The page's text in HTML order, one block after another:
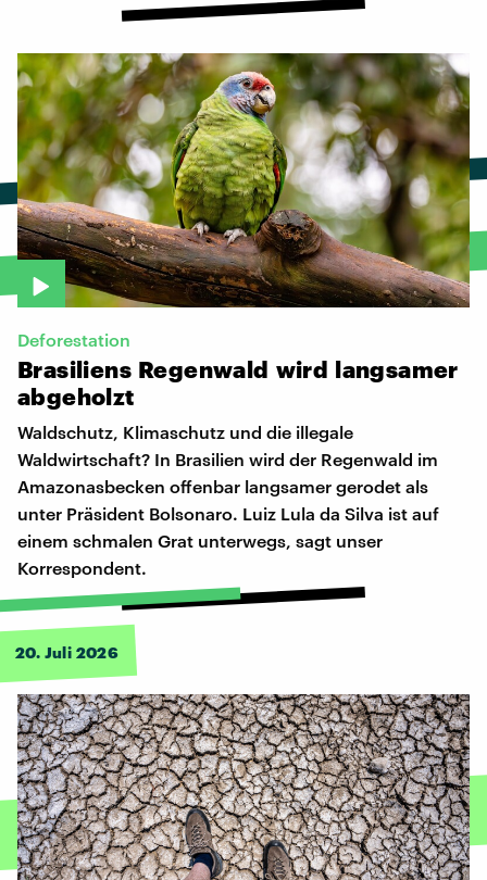
Deforestation
Brasiliens Regenwald wird langsamer
abgeholzt
Waldschutz, Klimaschutz und die illegale
Waldwirtschaft? In Brasilien wird der Regenwald im
Amazonasbecken offenbar langsamer gerodet als
unter Präsident Bolsonaro. Luiz Lula da Silva ist auf
einem schmalen Grat unterwegs, sagt unser
Korrespondent.
20. Juli 2026